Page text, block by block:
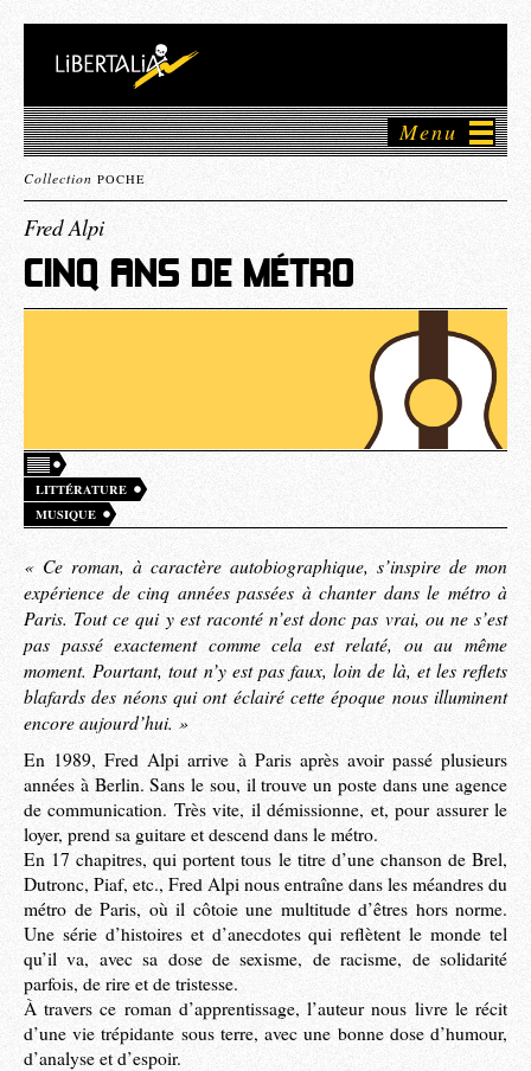
Menu
Collection POCHE
Fred Alpi
CINQ ANS DE MÉTRO
LITTÉRATURE
MUSIQUE
« Ce roman, à caractère autobiographique, s’inspire de mon
expérience de cinq années passées à chanter dans le métro à
Paris. Tout ce qui y est raconté n’est donc pas vrai, ou ne s’est
pas passé exactement comme cela est relaté, ou au même
moment. Pourtant, tout n’y est pas faux, loin de là, et les reflets
blafards des néons qui ont éclairé cette époque nous illuminent
encore aujourd’hui. »
En 1989, Fred Alpi arrive à Paris après avoir passé plusieurs
années à Berlin. Sans le sou, il trouve un poste dans une agence
de communication. Très vite, il démissionne, et, pour assurer le
loyer, prend sa guitare et descend dans le métro.
En 17 chapitres, qui portent tous le titre d’une chanson de Brel,
Dutronc, Piaf, etc., Fred Alpi nous entraîne dans les méandres du
métro de Paris, où il côtoie une multitude d’êtres hors norme.
Une série d’histoires et d’anecdotes qui reflètent le monde tel
qu’il va, avec sa dose de sexisme, de racisme, de solidarité
parfois, de rire et de tristesse.
À travers ce roman d’apprentissage, l’auteur nous livre le récit
d’une vie trépidante sous terre, avec une bonne dose d’humour,
d’analyse et d’espoir.